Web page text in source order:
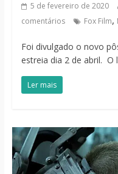
5 de fevereiro de 2020
comentários
Fox Film,
Foi divulgado o novo
estreia dia 2 de abril. O
Ler mais